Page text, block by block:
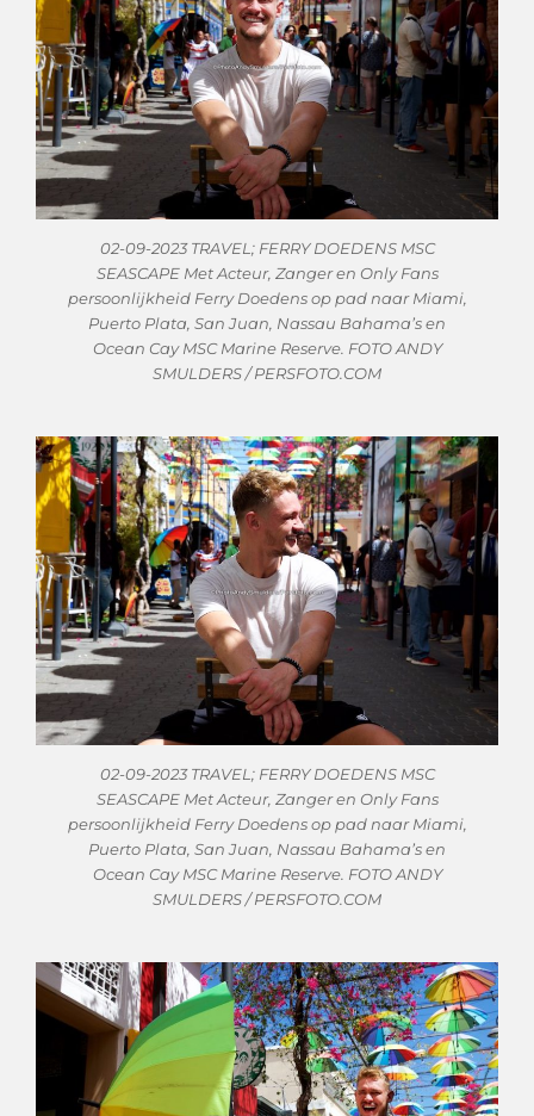
02-09-2023 TRAVEL; FERRY DOEDENS MSC
SEASCAPE Met Acteur, Zanger en Only Fans
persoonlijkheid Ferry Doedens op pad naar Miami,
Puerto Plata, San Juan, Nassau Bahama’s en
Ocean Cay MSC Marine Reserve. FOTO ANDY
SMULDERS / PERSFOTO.COM
02-09-2023 TRAVEL; FERRY DOEDENS MSC
SEASCAPE Met Acteur, Zanger en Only Fans
persoonlijkheid Ferry Doedens op pad naar Miami,
Puerto Plata, San Juan, Nassau Bahama’s en
Ocean Cay MSC Marine Reserve. FOTO ANDY
SMULDERS / PERSFOTO.COM